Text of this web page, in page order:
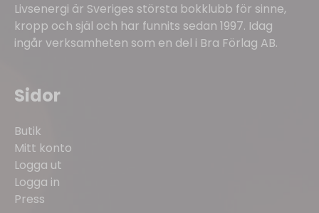
Livsenergi är Sveriges största bokklubb för sinne,
kropp och själ och har funnits sedan 1997. Idag
ingår verksamheten som en del i Bra Förlag AB.
Sidor
Butik
Mitt konto
Logga ut
Logga in
Press